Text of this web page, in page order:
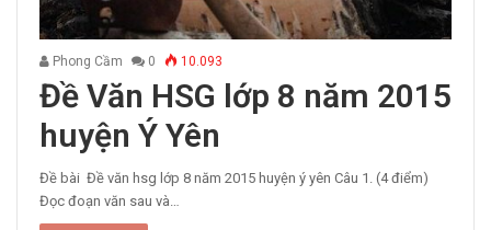
Phong Cầm 0 10.093
Đề Văn HSG lớp 8 năm 2015
huyện Ý Yên
Đề bài Đề văn hsg lớp 8 năm 2015 huyện ý yên Câu 1. (4 điểm)
Đọc đoạn văn sau và…